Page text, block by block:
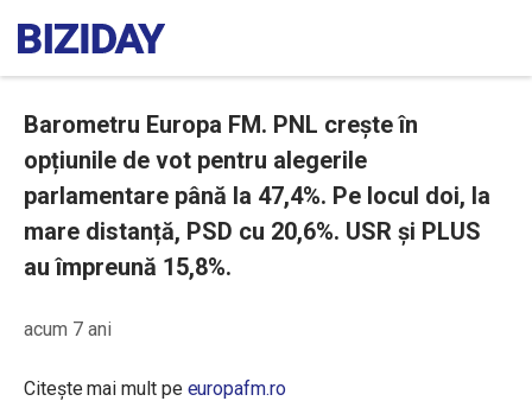
Barometru Europa FM. PNL crește în
opțiunile de vot pentru alegerile
parlamentare până la 47,4%. Pe locul doi, la
mare distanță, PSD cu 20,6%. USR și PLUS
au împreună 15,8%.
acum 7 ani
Citește mai mult pe europafm.ro